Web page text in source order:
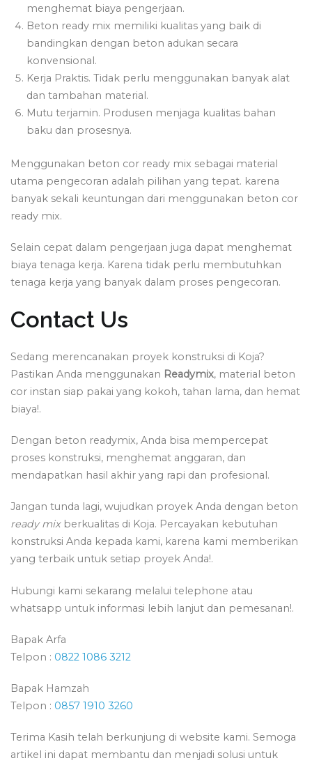
menghemat biaya pengerjaan.
Beton ready mix memiliki kualitas yang baik di
bandingkan dengan beton adukan secara
konvensional.
Kerja Praktis. Tidak perlu menggunakan banyak alat
dan tambahan material.
Mutu terjamin. Produsen menjaga kualitas bahan
baku dan prosesnya.
Menggunakan beton cor ready mix sebagai material
utama pengecoran adalah pilihan yang tepat. karena
banyak sekali keuntungan dari menggunakan beton cor
ready mix.
Selain cepat dalam pengerjaan juga dapat menghemat
biaya tenaga kerja. Karena tidak perlu membutuhkan
tenaga kerja yang banyak dalam proses pengecoran.
Contact Us
Sedang merencanakan proyek konstruksi di Koja?
Pastikan Anda menggunakan Readymix, material beton
cor instan siap pakai yang kokoh, tahan lama, dan hemat
biaya!.
Dengan beton readymix, Anda bisa mempercepat
proses konstruksi, menghemat anggaran, dan
mendapatkan hasil akhir yang rapi dan profesional.
Jangan tunda lagi, wujudkan proyek Anda dengan beton
ready mixberkualitas di Koja. Percayakan kebutuhan
konstruksi Anda kepada kami, karena kami memberikan
yang terbaik untuk setiap proyek Anda!.
Hubungi kami sekarang melalui telephone atau
whatsapp untuk informasi lebih lanjut dan pemesanan!.
Bapak Arfa
Telpon : 0822 1086 3212
Bapak Hamzah
Telpon : 0857 1910 3260
Terima Kasih telah berkunjung di website kami. Semoga
artikel ini dapat membantu dan menjadi solusi untuk